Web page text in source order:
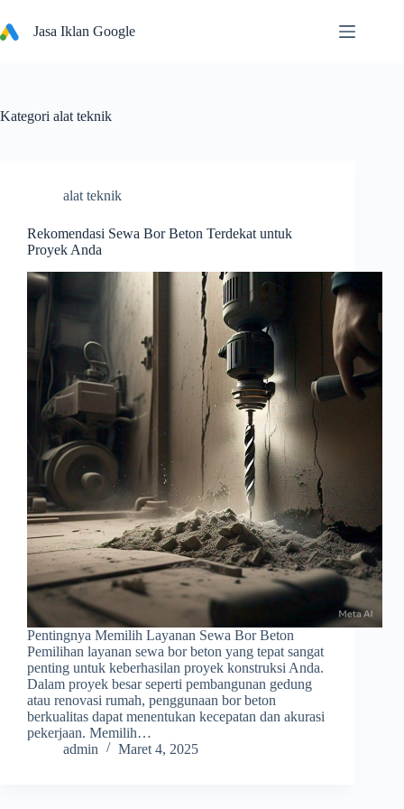
to
content
Jasa Iklan Google
Kategori alat teknik
alat teknik
Rekomendasi Sewa Bor Beton Terdekat untuk
Proyek Anda
Pentingnya Memilih Layanan Sewa Bor Beton
Pemilihan layanan sewa bor beton yang tepat sangat
penting untuk keberhasilan proyek konstruksi Anda.
Dalam proyek besar seperti pembangunan gedung
atau renovasi rumah, penggunaan bor beton
berkualitas dapat menentukan kecepatan dan akurasi
pekerjaan. Memilih…
admin
Maret 4, 2025